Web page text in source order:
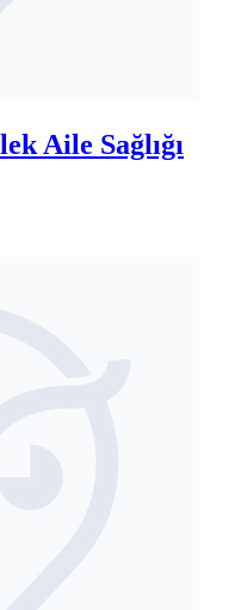
Aile Sağlığı